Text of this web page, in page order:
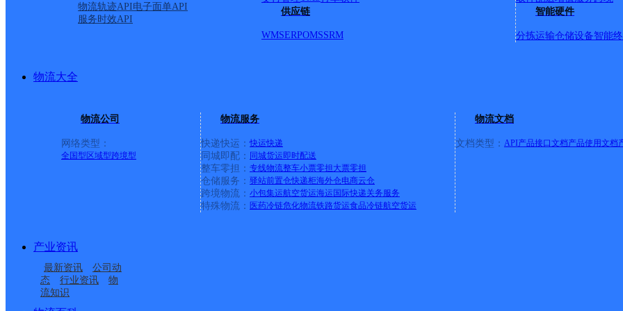
物流轨迹API电子面单API
服务时效API
供应链
WMSERPOMSSRM
智能硬件
分拣运输仓储设备智能
物流大全
物流公司
网络类型：
全国型 区域型跨境型
物流服务
快递快运： 快运快递
同城即配： 同城货运即时配送
整车零担： 专线物流整车小票零担大票零担
仓储服务： 驿站前置仓快递柜海外仓电商云仓
跨境物流： 小包集运航空货运海运 国际快递关务服务
特殊物流： 医药冷链危化物流铁路货运食品冷链航空货运
物流文档
文档类型： API产品接口文档产品使用文档
产业资讯
最新资讯
公司动
态
行业资讯
物
流知识
云云评价超市
派送范围:全境
地址：新乡市获嘉县岳庄社区中旺生活超市
派送范围:全境详情
地址：河南省新乡市延津县南环路牛津城北大门
驿小译生鲜超市
顺丰速运 更多号码地址：锦绣公馆西门
派送范围:全境详情